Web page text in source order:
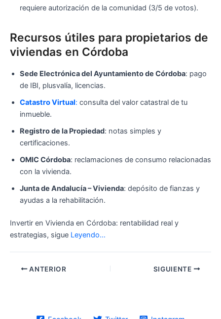
requiere autorización de la comunidad (3/5 de votos).
Recursos útiles para propietarios de
viviendas en Córdoba
Sede Electrónica del Ayuntamiento de Córdoba: pago
de IBI, plusvalía, licencias.
Catastro Virtual: consulta del valor catastral de tu
inmueble.
Registro de la Propiedad: notas simples y
certificaciones.
OMIC Córdoba: reclamaciones de consumo relacionadas
con la vivienda.
Junta de Andalucía – Vivienda: depósito de fianzas y
ayudas a la rehabilitación.
Invertir en Vivienda en Córdoba: rentabilidad real y
estrategias, sigue Leyendo…
ANTERIOR SIGUIENTE